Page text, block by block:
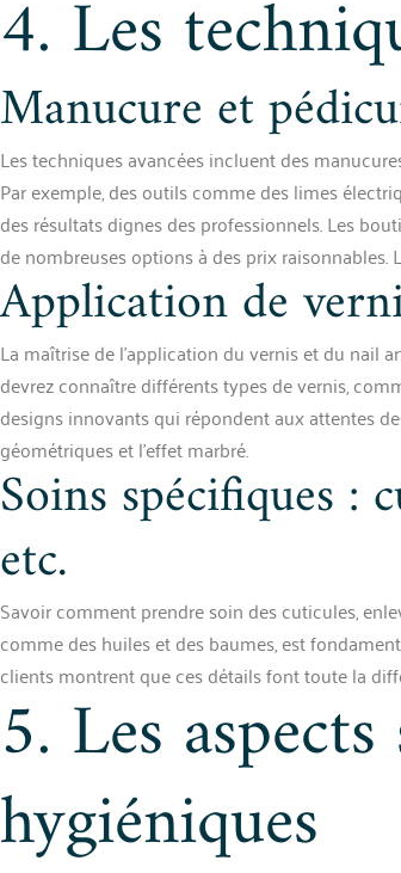
4. Les
Manucure et
Les techniques avancées incluent des
Par exemple, des outils comme des limes
des résultats dignes des professionnels. Les
de nombreuses options à des prix
Application de
La maîtrise de l’application du vernis et du nail
devrez connaître différents types de vernis,
designs innovants qui répondent aux attentes
géométriques et l’effet marbré.
Soins spécifiques :
etc.
Savoir comment prendre soin des cuticules,
comme des huiles et des baumes, est
clients montrent que ces détails font toute la
5. Les
hygiéniques